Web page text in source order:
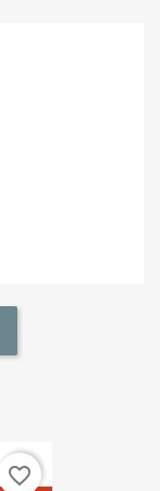
favorite_border